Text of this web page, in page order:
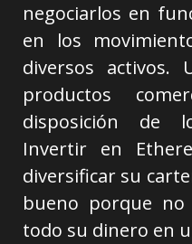
negociarlos en
en los
diversos activos.
productos
disposición de
Invertir en
diversificar su
bueno porque
todo su dinero en